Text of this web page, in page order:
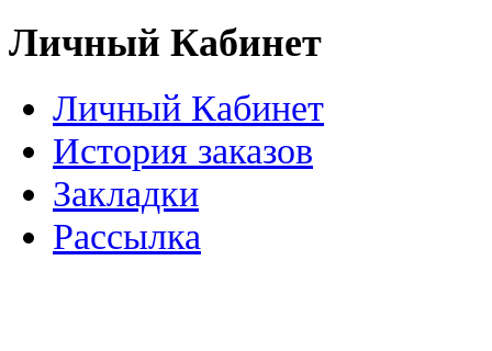
Личный Кабинет
Личный Кабинет
История заказов
Закладки
Рассылка